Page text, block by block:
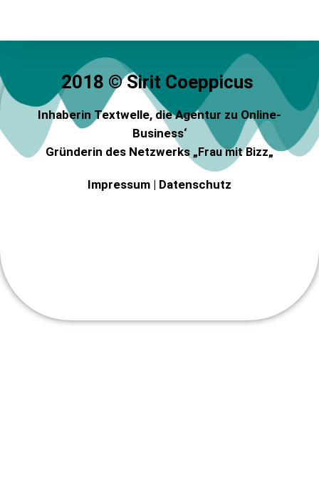
2018 © Sirit Coeppicus
Inhaberin Textwelle, die Agentur zu Online-
Business‘
Gründerin des Netzwerks „Frau mit Bizz„
Impressum | Datenschutz